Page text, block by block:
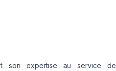
son expertise au service de